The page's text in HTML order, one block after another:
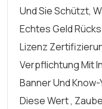
Und Sie Schützt,
Echtes Geld
Lizenz
Verpflichtung Mit
Banner Und
Diese Wert ,